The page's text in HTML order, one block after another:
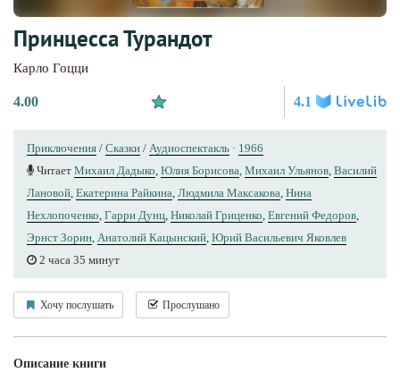
Принцесса Турандот
Карло Гоцци
4.00 4.1
Приключения / Сказки / Аудиоспектакль · 1966
Читает Михаил Дадыко Юлия Борисова Михаил Ульянов Василий
Лановой Екатерина Райкина Людмила Максакова Нина
Нехлопоченко Гарри Дунц Николай Гриценко Евгений Федоров
Эрнст Зорин Анатолий Кацынский Юрий Вacильeвич Яковлев
2 часа 35 минут
Хочу послушать Прослушано
Описание книги